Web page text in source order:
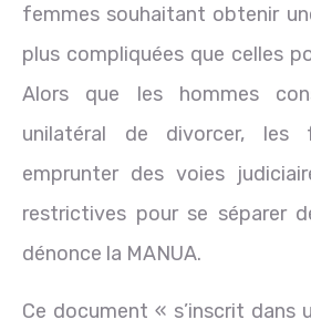
femmes souhaitant obtenir
plus compliquées que celles
Alors que les hommes
unilatéral de divorcer, les
emprunter des voies
restrictives pour se séparer
dénonce la MANUA.
Ce document « s’inscrit dans